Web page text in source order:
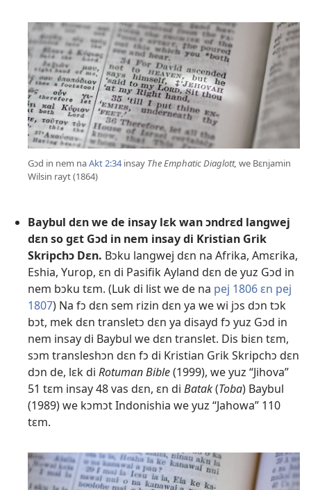
Gɔd in nem naAkt 2:34insay The Emphatic Diaglott, we Bɛnjamin
Wilsin rayt (1864)
Baybul dɛn we de insay lɛk wan ɔndrɛd langwej
dɛn so gɛt Gɔd in nem insay di Kristian Grik
Skripchɔ Dɛn. Bɔku langwej dɛn na Afrika, Amɛrika,
Eshia, Yurop, ɛn di Pasifik Ayland dɛn de yuz Gɔd in
nem bɔku tɛm. (Luk di list we de na pej 1806 ɛn pej
1807) Na fɔ dɛn sem rizin dɛn ya we wi jɔs dɔn tɔk
bɔt, mek dɛn transletɔ dɛn ya disayd fɔ yuz Gɔd in
nem insay di Baybul we dɛn translet. Dis biɛn tɛm,
sɔm transleshɔn dɛn fɔ di Kristian Grik Skripchɔ dɛn
dɔn de, lɛk di Rotuman Bible(1999), we yuz “Jihova”
51 tɛm insay 48 vas dɛn, ɛn di Batak(Toba) Baybul
(1989) we kɔmɔt Indonishia we yuz “Jahowa” 110
tɛm.